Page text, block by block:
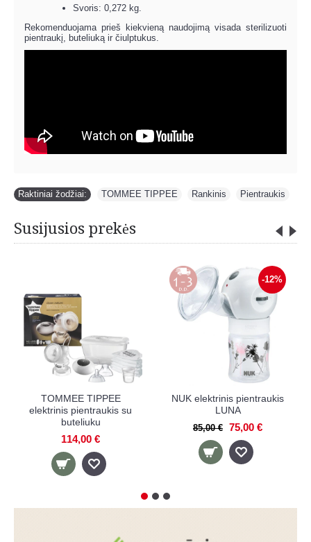
Svoris: 0,272 kg.
Rekomenduojama prieš kiekvieną naudojimą visada sterilizuoti
pientraukį, buteliuką ir čiulptukus.
Raktiniai žodžiai: TOMMEE TIPPEE Rankinis Pientraukis
Susijusios prekės
TOMMEE TIPPEE
elektrinis pientraukis su
buteliuku
114,00 €
-12%
NUK elektrinis pientraukis
LUNA
85,00 € 75,00 €